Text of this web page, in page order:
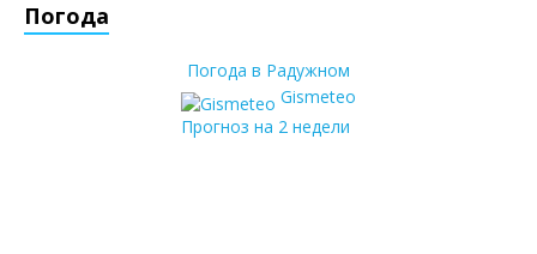
Погода
Погода в Радужном
Gismeteo
Прогноз на 2 недели